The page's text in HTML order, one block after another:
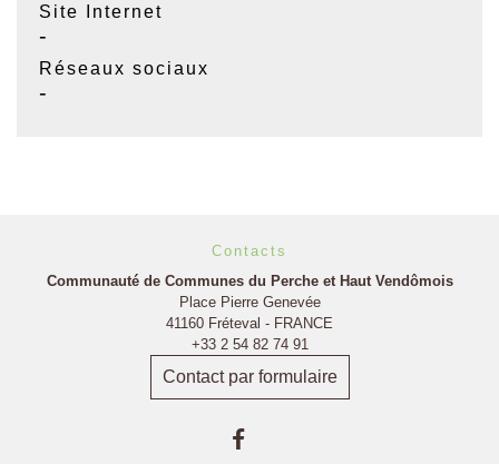
Site Internet
-
Réseaux sociaux
-
Contacts
Communauté de Communes du Perche et Haut Vendômois
Place Pierre Genevée
41160 Fréteval - FRANCE
+33 2 54 82 74 91
Contact par formulaire